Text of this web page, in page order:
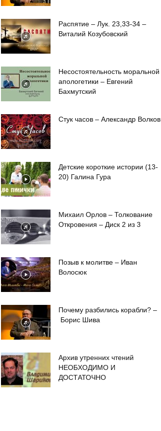
Распятие – Лук. 23,33-34 –
Виталий Козубовский
Несостоятельность моральной
апологетики – Евгений
Бахмутский
Стук часов – Александр Волков
Детские короткие истории (13-
20) Галина Гура
Михаил Орлов – Толкование
Откровения – Диск 2 из 3
Позыв к молитве – Иван
Волосюк
Почему разбились корабли? –
Борис Шива
Архив утренних чтений
НЕОБХОДИМО И
ДОСТАТОЧНО